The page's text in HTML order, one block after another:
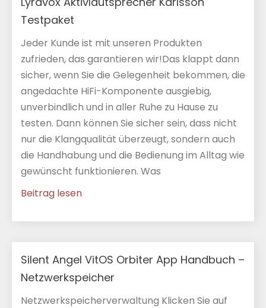
Testpaket
Jeder Kunde ist mit unseren Produkten
zufrieden, das garantieren wir!Das klappt dann
sicher, wenn Sie die Gelegenheit bekommen, die
angedachte HiFi-Komponente ausgiebig,
unverbindlich und in aller Ruhe zu Hause zu
testen. Dann können Sie sicher sein, dass nicht
nur die Klangqualität überzeugt, sondern auch
die Handhabung und die Bedienung im Alltag wie
gewünscht funktionieren. Was
Beitrag lesen
Silent Angel VitOS Orbiter App Handbuch –
Netzwerkspeicher
Netzwerkspeicherverwaltung Klicken Sie auf